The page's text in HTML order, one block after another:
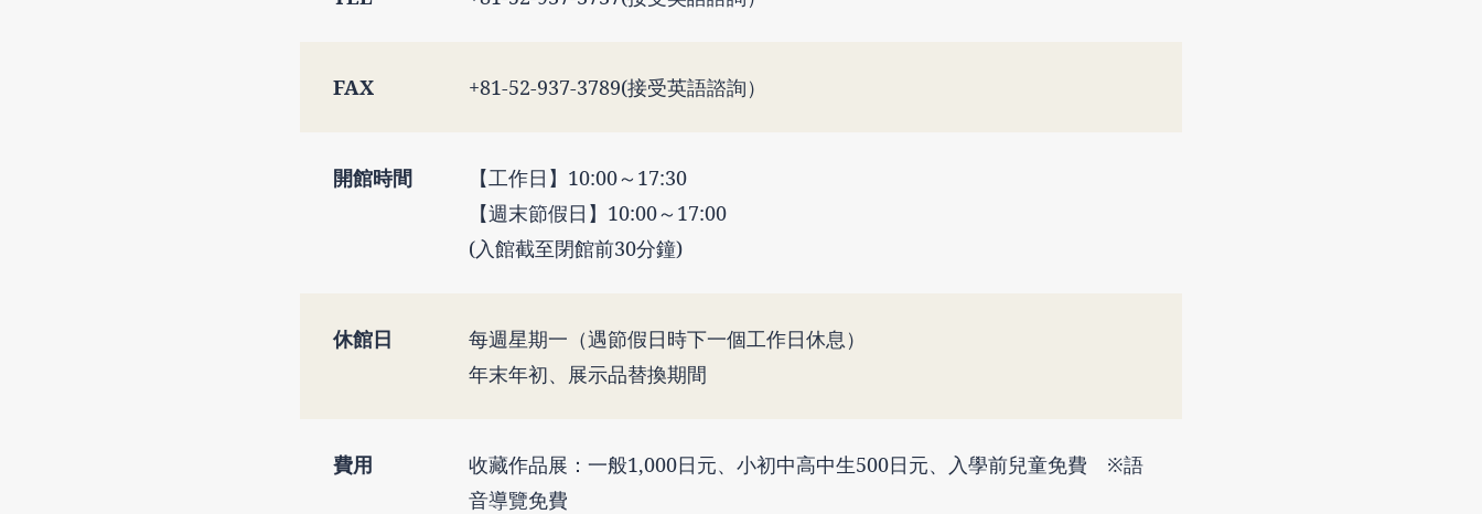
FAX +81-52-937-3789(接受英語諮詢）
開館時間
【工作日】10:00～17:30
【週末節假日】10:00～17:00
(入館截至閉館前30分鐘)
休館日
每週星期一（遇節假日時下一個工作日休息）
年末年初、展示品替換期間
費用
收藏作品展：一般1,000日元、小初中高中生500日元、入學前兒童免費 ※語
音導覽免費